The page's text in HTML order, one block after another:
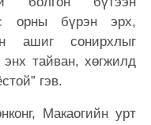
орны бүрэн эрх,
ашиг сонирхлыг
тайван, хөгжилд
гэв.
Макаогийн урт